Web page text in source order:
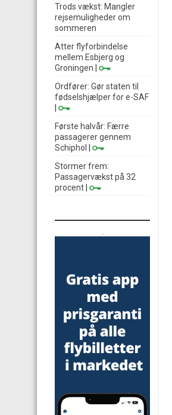
Trods vækst: Mangler
rejsemuligheder om
sommeren
Atter flyforbindelse
mellem Esbjerg og
Groningen
Ordfører: Gør staten til
fødselshjælper for e-SAF
Første halvår: Færre
passagerer gennem
Schiphol
Stormer frem:
Passagervækst på 32
procent